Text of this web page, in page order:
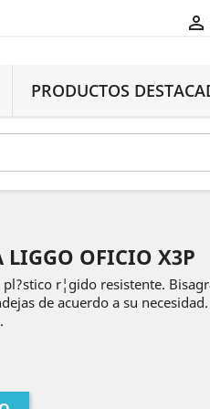

PRODUCTOS
LIGGO OFICIO X3P
r¦gido resistente.
de acuerdo a su